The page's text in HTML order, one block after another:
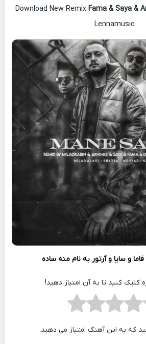
Download New Remix Fama & Saya &
Lennamusic
فاما و سایا و آرتور به نام منه ساده
کلیک کنید تا به آن امتیاز دهید!
که به این آهنگ امتیاز می دهید.